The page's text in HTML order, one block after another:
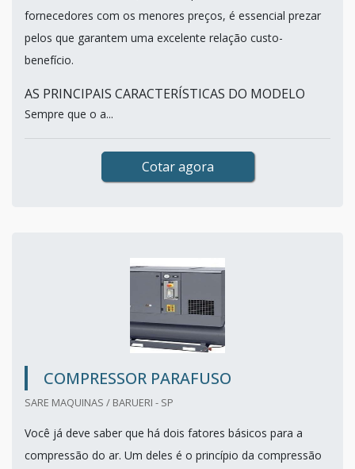
fornecedores com os menores preços, é essencial prezar
pelos que garantem uma excelente relação custo-
benefício.
AS PRINCIPAIS CARACTERÍSTICAS DO MODELO
Sempre que o a...
Cotar agora
COMPRESSOR PARAFUSO
SARE MAQUINAS / BARUERI - SP
Você já deve saber que há dois fatores básicos para a
compressão do ar. Um deles é o princípio da compressão